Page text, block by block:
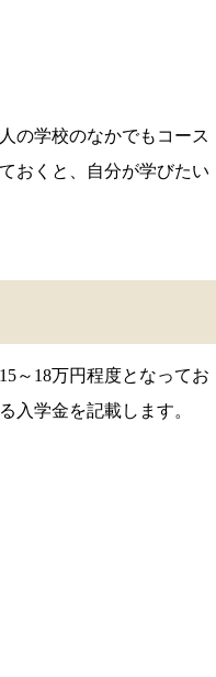
の学校のなかでもコース
おくと、自分が学びたい
～18万円程度となってお
入学金を記載します。